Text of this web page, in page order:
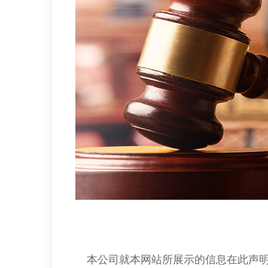
本公司就本网站所展示的信息在此声